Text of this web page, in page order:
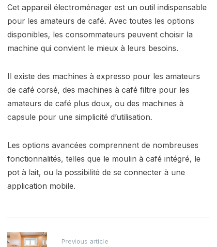
Cet appareil électroménager est un outil indispensable
pour les amateurs de café. Avec toutes les options
disponibles, les consommateurs peuvent choisir la
machine qui convient le mieux à leurs besoins.
Il existe des machines à expresso pour les amateurs
de café corsé, des machines à café filtre pour les
amateurs de café plus doux, ou des machines à
capsule pour une simplicité d’utilisation.
Les options avancées comprennent de nombreuses
fonctionnalités, telles que le moulin à café intégré, le
pot à lait, ou la possibilité de se connecter à une
application mobile.
Post
Previous article